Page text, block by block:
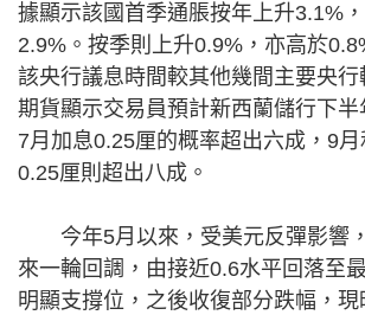
據顯示該國首季通脹按年上升3.1%
2.9%。按季則上升0.9%，亦高於
該央行議息時間較其他幾間主要央
期貨顯示交易員預計新西蘭儲行下半
7月加息0.25厘的概率超出六成，9
0.25厘則超出八成。
今年5月以來，受美元反彈影響
來一輪回調，由接近0.6水平回落至
明顯支撐位，之後收復部分跌幅，